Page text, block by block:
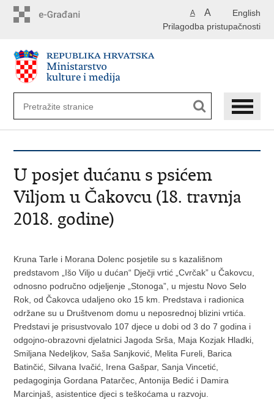
English
A A
Prilagodba pristupačnosti
U posjet dućanu s psićem
Viljom u Čakovcu (18. travnja
2018. godine)
Kruna Tarle i Morana Dolenc posjetile su s kazališnom
predstavom „Išo Viljo u dućan“ Dječji vrtić „Cvrčak” u Čakovcu,
odnosno područno odjeljenje „Stonoga”, u mjestu Novo Selo
Rok, od Čakovca udaljeno oko 15 km. Predstava i radionica
održane su u Društvenom domu u neposrednoj blizini vrtića.
Predstavi je prisustvovalo 107 djece u dobi od 3 do 7 godina i
odgojno-obrazovni djelatnici Jagoda Srša, Maja Kozjak Hladki,
Smiljana Nedeljkov, Saša Sanjković, Melita Fureli, Barica
Batinčić, Silvana Ivačić, Irena Gašpar, Sanja Vincetić,
pedagoginja Gordana Patarčec, Antonija Bedić i Damira
Marcinjaš, asistentice djeci s teškoćama u razvoju.